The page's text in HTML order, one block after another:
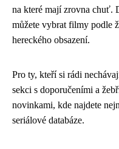
na které mají zrovna chuť.
můžete vybrat filmy podle
hereckého obsazení.
Pro ty, kteří si rádi
sekci s doporučeními a
novinkami, kde najdete
seriálové databáze.